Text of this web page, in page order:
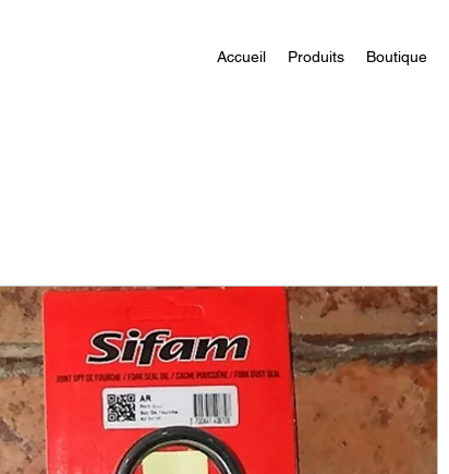
Accueil Produits Boutique